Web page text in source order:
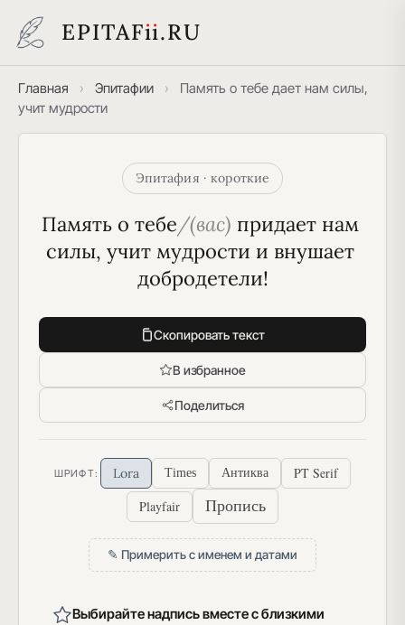
EPITAFii.RU
Главная › Эпитафии ›
Память о тебе дает нам силы,
учит мудрости
Эпитафия · короткие
Память о тебе/(вас) придает нам
силы, учит мудрости и внушает
добродетели!
Скопировать текст
В избранное
Поделиться
ШРИФТ: Lora Times Антиква
PT Serif
Playfair
Пропись
✎ Примерить с именем и датами
Выбирайте надпись вместе с близкими